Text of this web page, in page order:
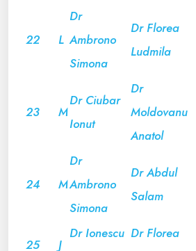
22 L
Dr
Ambrono
Simona
Dr Florea
Ludmila
23 M
Dr Ciubar
Ionut
Dr
Moldovanu
Anatol
24 M
Dr
Ambrono
Simona
Dr Abdul
Salam
25 J
Dr Ionescu Dr Florea